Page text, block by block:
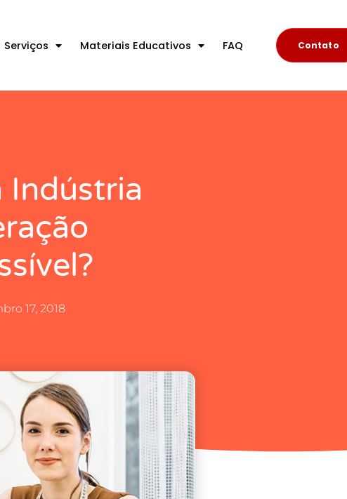
Serviços Materiais Educativos FAQ Contato
Indústria
17, 2018